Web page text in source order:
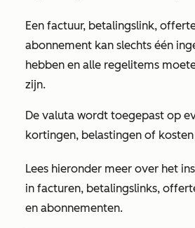
Een factuur, betalingslink,
abonnement kan slechts één
hebben en alle regelitems
zijn.
De valuta wordt toegepast op
kortingen, belastingen of
Lees hieronder meer over het
in facturen, betalingslinks,
en abonnementen.